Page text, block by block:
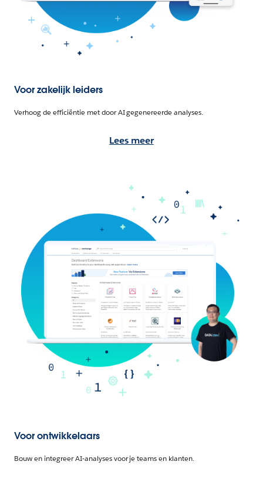
Voor zakelijk leiders
Verhoog de efficiëntie met door AI gegenereerde analyses.
Lees meer
Voor ontwikkelaars
Bouw en integreer AI-analyses voor je teams en klanten.